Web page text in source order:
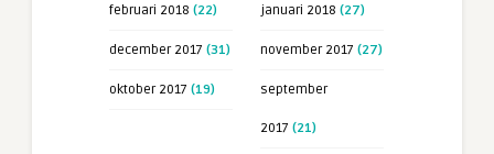
februari 2018 (22) januari 2018 (27)
december 2017 (31) november 2017 (27)
oktober 2017 (19) september
2017 (21)